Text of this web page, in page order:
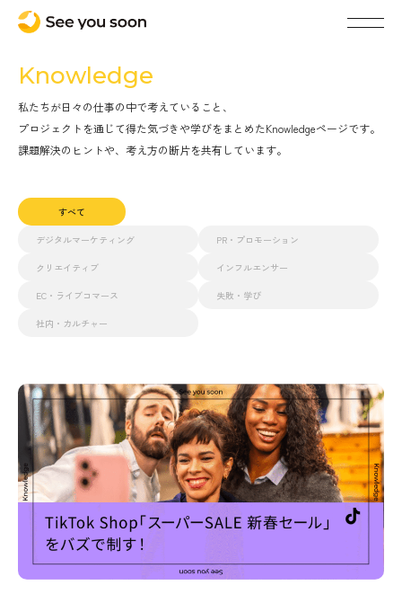
Knowledge
私たちが日々の仕事の中で考えていること、
プロジェクトを通じて得た気づきや学びをまとめたKnowledgeページです。
課題解決のヒントや、考え方の断片を共有しています。
すべて
デジタルマーケティング PR・プロモーション
クリエイティブ インフルエンサー
EC・ライブコマース 失敗・学び
社内・カルチャー